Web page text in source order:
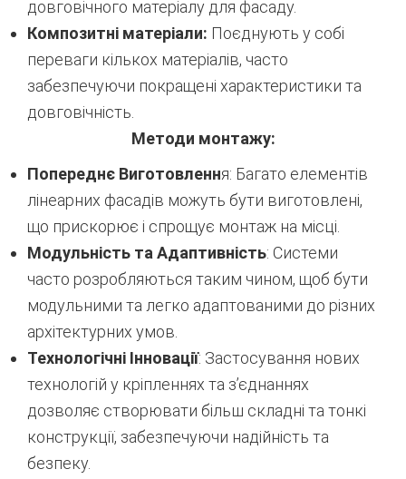
довговічного матеріалу для фасаду.
Композитні матеріали: Поєднують у собі
переваги кількох матеріалів, часто
забезпечуючи покращені характеристики та
довговічність.
Методи монтажу:
Попереднє Виготовлення: Багато елементів
лінеарних фасадів можуть бути виготовлені,
що прискорює і спрощує монтаж на місці.
Модульність та Адаптивність: Системи
часто розробляються таким чином, щоб бути
модульними та легко адаптованими до різних
архітектурних умов.
Технологічні Інновації: Застосування нових
технологій у кріпленнях та з’єднаннях
дозволяє створювати більш складні та тонкі
конструкції, забезпечуючи надійність та
безпеку.